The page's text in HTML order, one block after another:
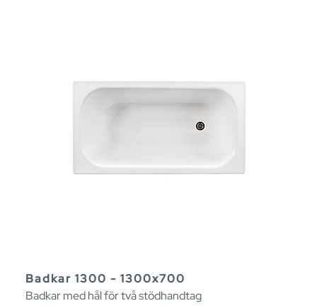
Badkar 1300 - 1300x700
Badkar med hål för två stödhandtag